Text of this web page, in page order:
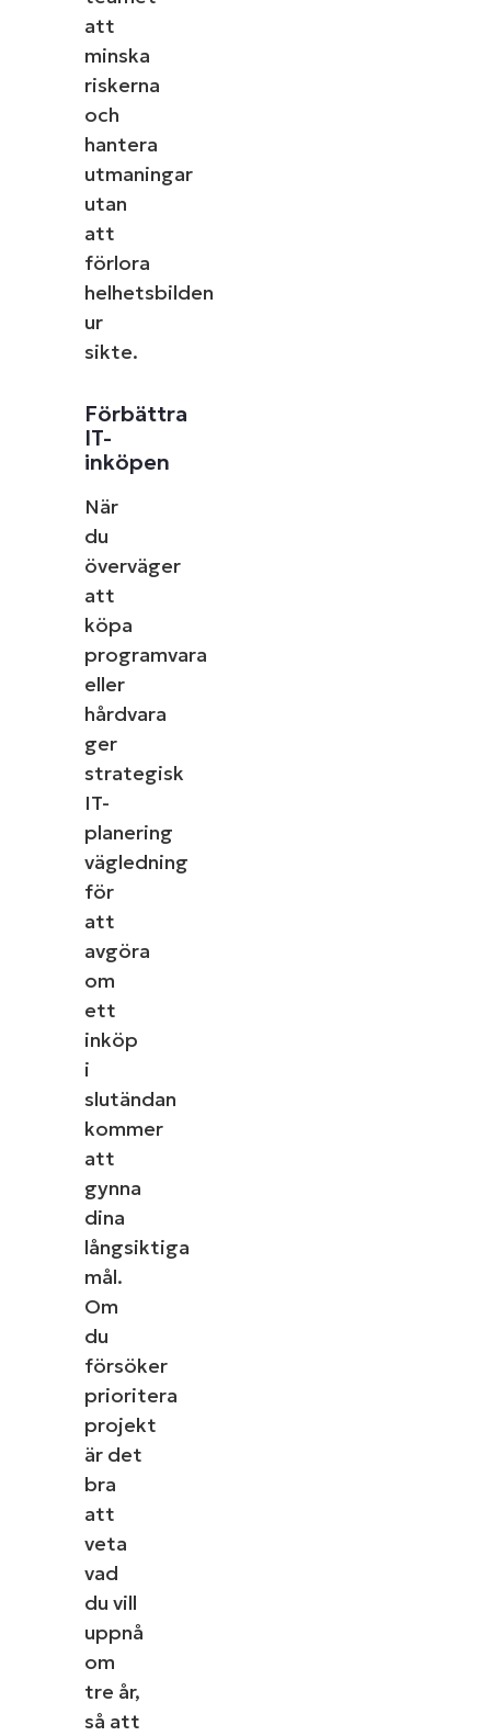
att
minska
riskerna
och
hantera
utmaningar
utan
att
förlora
helhetsbilden
ur
sikte.
Förbättra
IT-
inköpen
När
du
överväger
att
köpa
programvara
eller
hårdvara
ger
strategisk
IT-
planering
vägledning
för
att
avgöra
om
ett
inköp
i
slutändan
kommer
att
gynna
dina
långsiktiga
mål.
Om
du
försöker
prioritera
projekt
är det
bra
att
veta
vad
du vill
uppnå
om
tre år,
så att
Starta en gratis provperiod med
Business
number*
Country
Company
Bläddra bland våra on-demand-demonstrationer
uppgifter som hantering av enheter, patchning,
Utforska demos